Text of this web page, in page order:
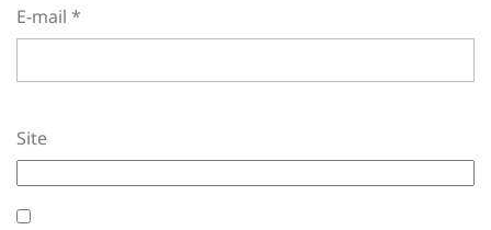
E-mail *
Site